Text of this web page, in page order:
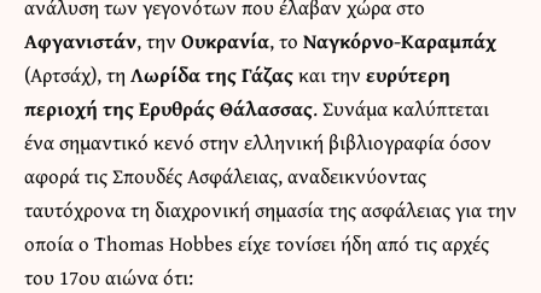
ανάλυση των γεγονότων που έλαβαν χώρα στο
Αφγανιστάν, την Ουκρανία, το Ναγκόρνο-Καραμπάχ
(Αρτσάχ), τη Λωρίδα της Γάζαςκαι την ευρύτερη
περιοχή της Ερυθράς Θάλασσας. Συνάμα καλύπτεται
ένα σημαντικό κενό στην ελληνική βιβλιογραφία όσον
αφορά τις Σπουδές Ασφάλειας, αναδεικνύοντας
ταυτόχρονα τη διαχρονική σημασία της ασφάλειας για την
οποία ο Thomas Hobbes είχε τονίσει ήδη από τις αρχές
του 17ου αιώνα ότι: